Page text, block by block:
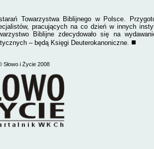
Towarzystwa Biblijnego w Polsce.
pracujących na co dzień w innych
Biblijne zdecydowało się na
– będą Księgi Deuterokanoniczne. ■
Słowo i Życie 2008